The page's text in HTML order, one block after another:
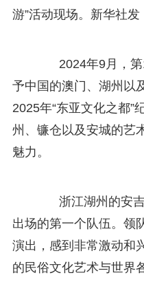
游”活动现场。新华社发
2024年9月，第
予中国的澳门、湖州以
2025年“东亚文化之都”
州、镰仓以及安城的艺
魅力。
浙江湖州的安吉
出场的第一个队伍。领
演出，感到非常激动和
的民俗文化艺术与世界